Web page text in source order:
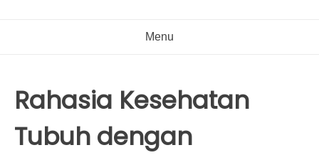
Menu
Rahasia Kesehatan
Tubuh dengan